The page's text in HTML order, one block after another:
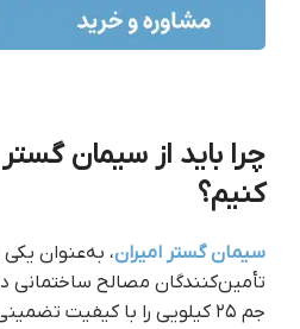
چرا باید از سیمان
کنیم؟
سیمان گستر امیران، به‌عنوان یکی
تأمین‌کنندگان مصالح ساختمانی
جم ۲۵ کیلویی را با کیفیت